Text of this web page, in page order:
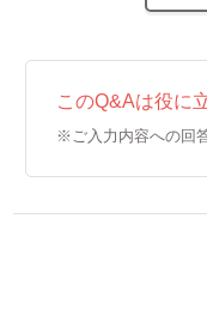
このQ&Aは役に
※ご入力内容への回